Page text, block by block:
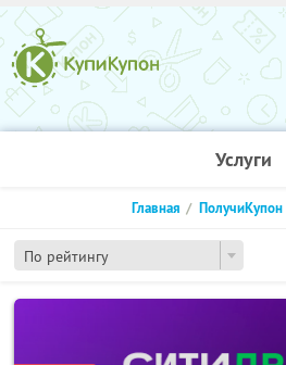
Услуги
По рейтингу
Главная ПолучиКупон